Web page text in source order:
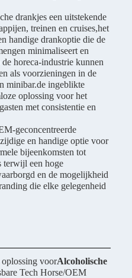
drankjes een uitstekende
treinen en cruises,het
handige drankoptie die de
minimaliseert en
horeca-industrie kunnen
als voorzieningen in de
minibar.de ingeblikte
oplossing voor het
met consistentie en
geconcentreerde
en handige optie voor
bijeenkomsten tot
terwijl een hoge
en de mogelijkheid
die elke gelegenheid
voorAlcoholische
Tech Horse/OEM